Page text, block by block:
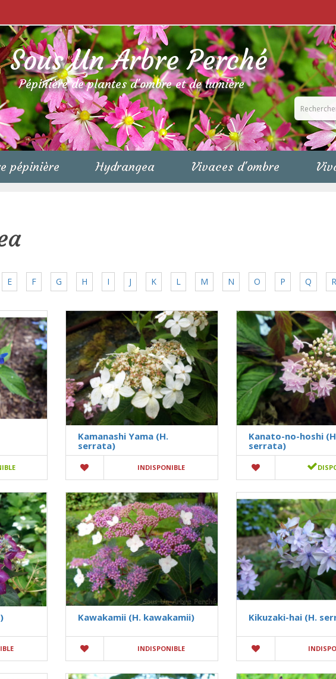
Sous Un Arbre Perché
Pépinière de plantes d'ombre et de lumière
pépinière Hydrangea Vivaces d'ombre
E F G H I J K L M N O P Q R
Kamanashi Yama (H.
serrata)
INDISPONIBLE
Kanato-no-hoshi
serrata)
Kawakamii (H. kawakamii)
INDISPONIBLE
Kikuzaki-hai (H.